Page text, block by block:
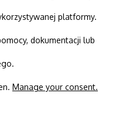
platformy.
dokumentacji lub
Manage your consent.